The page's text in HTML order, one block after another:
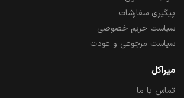
پرده نمایش
تبلت و موبایل تجهیزات پسیو شبکه
تلویزیون
درایو نوری
پیگیری سفارشات
سیاست حریم خصوصی
سیاست مرجوعی و عودت
میراکل
تماس با ما